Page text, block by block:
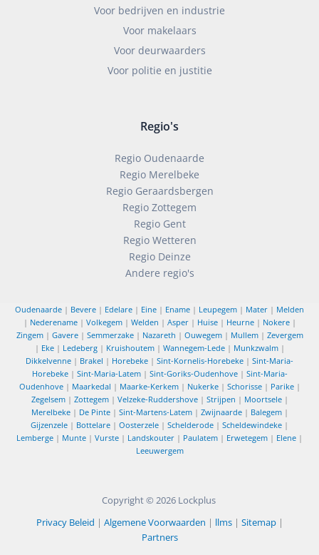
Voor bedrijven en industrie
Voor makelaars
Voor deurwaarders
Voor politie en justitie
Regio's
Regio Oudenaarde
Regio Merelbeke
Regio Geraardsbergen
Regio Zottegem
Regio Gent
Regio Wetteren
Regio Deinze
Andere regio's
Oudenaarde | Bevere | Edelare | Eine | Ename | Leupegem | Mater | Melden
| Nederename| Volkegem| Welden | Asper| Huise| Heurne| Nokere|
Zingem| Gavere| Semmerzake| Nazareth | Ouwegem| Mullem| Zevergem
| Eke| Ledeberg| Kruishoutem| Wannegem-Lede| Munkzwalm|
Dikkelvenne | Brakel | Horebeke | Sint-Kornelis-Horebeke | Sint-Maria-
Horebeke| Sint-Maria-Latem| Sint-Goriks-Oudenhove| Sint-Maria-
Oudenhove| Maarkedal | Maarke-Kerkem| Nukerke| Schorisse| Parike|
Zegelsem| Zottegem| Velzeke-Ruddershove| Strijpen | Moortsele|
Merelbeke| De Pinte| Sint-Martens-Latem| Zwijnaarde| Balegem|
Gijzenzele | Bottelare | Oosterzele | Schelderode | Scheldewindeke |
Lemberge | Munte | Vurste | Landskouter | Paulatem | Erwetegem | Elene |
Leeuwergem
Copyright © 2026 Lockplus
Privacy Beleid | Algemene Voorwaarden | llms| Sitemap|
Partners